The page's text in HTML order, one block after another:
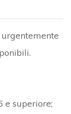
e superiore;